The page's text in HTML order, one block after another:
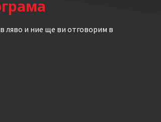
ляво и ние ще ви отговорим в